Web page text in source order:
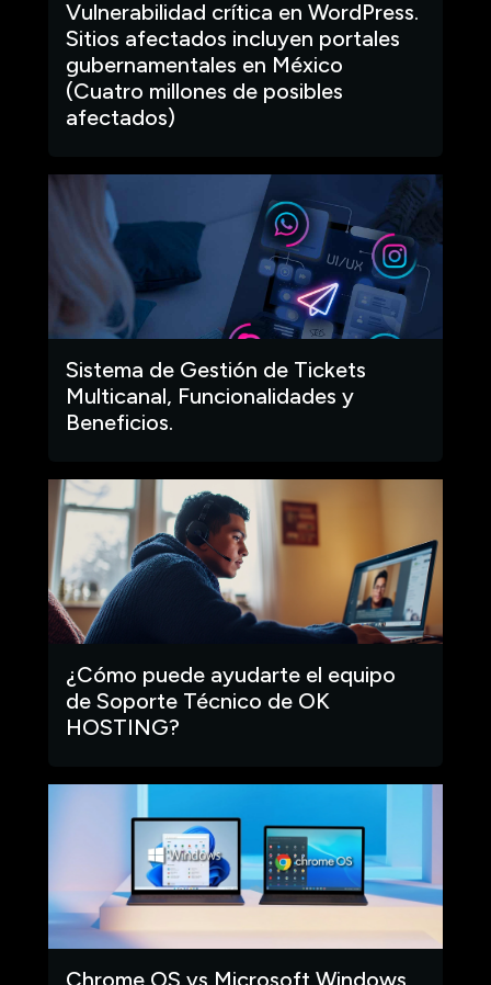
Vulnerabilidad crítica en WordPress.
Sitios afectados incluyen portales
gubernamentales en México
(Cuatro millones de posibles
afectados)
Sistema de Gestión de Tickets
Multicanal, Funcionalidades y
Beneficios.
¿Cómo puede ayudarte el equipo
de Soporte Técnico de OK
HOSTING?
Chrome OS vs Microsoft Windows